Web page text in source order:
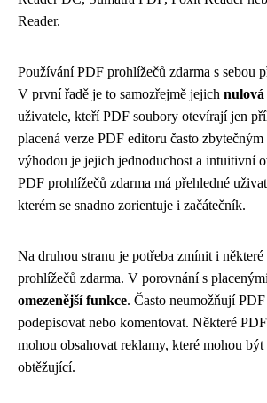
Reader.
Používání PDF prohlížečů zdarma s sebou
V první řadě je to samozřejmě jejich nulová
uživatele, kteří PDF soubory otevírají jen
placená verze PDF editoru často
výhodou je jejich jednoduchost a intuitivní
PDF prohlížečů zdarma má přehledné
kterém se snadno zorientuje i začátečník.
Na druhou stranu je potřeba zmínit i
prohlížečů zdarma. V porovnání s
omezenější funkce. Často neumožňují
podepisovat nebo komentovat. Některé
mohou obsahovat reklamy, které mohou
obtěžující.